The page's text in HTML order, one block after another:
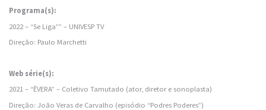
Programa(s):
2022 – “Se Liga”” – UNIVESP TV
Direção: Paulo Marchetti
Web série(s):
2021 – “ÊVERA” – Coletivo Tamutado (ator, diretor e sonoplasta)
Direção: João Veras de Carvalho (episódio “Podres Poderes”)